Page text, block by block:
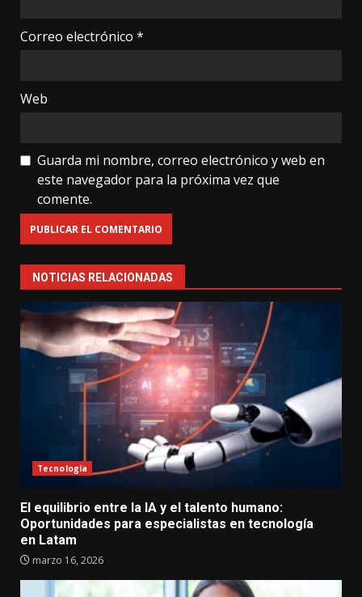
Correo electrónico *
Web
Guarda mi nombre, correo electrónico y web en
este navegador para la próxima vez que
comente.
NOTICIAS RELACIONADAS
Tecnología
El equilibrio entre la IA y el talento humano:
Oportunidades para especialistas en tecnología
en Latam
marzo 16, 2026